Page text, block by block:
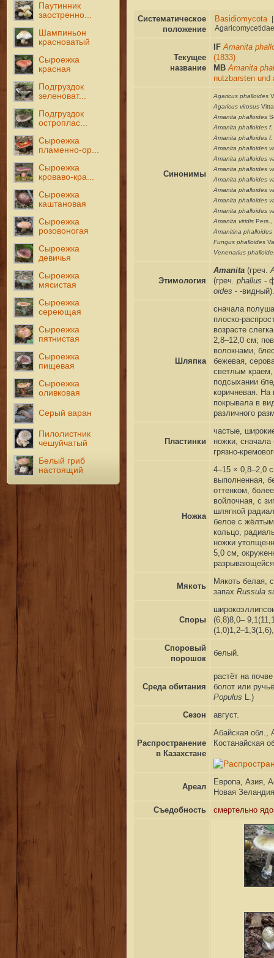
Паутинник
заостренно...
Шампиньон
красноватый
Сыроежка
красная
Подгруздок
зеленоват...
Подгруздок
остроплас...
Сыроежка
пламенно-ор...
Сыроежка
кроваво-кра...
Сыроежка
каштановая
Сыроежка
розовоногая
Сыроежка
девичья
Сыроежка
мясистая
Сыроежка
сереющая
Сыроежка
пятнистая
Сыроежка
пищевая
Сыроежка
оливковая
Серый варан
Пилолистник
чешуйчатый
Белый гриб
настоящий
Систематическое
положение
Текущее
название
IF Amanita
(1833)
MB Amanita
nutzbarsten und
Синонимы
Agaricus phalloides
Agaricus virosus
Amanita phalloides
Amanita phalloides f.
Amanita phalloides
Amanita phalloides
Amanita phalloides
Amanita phalloides
Amanita phalloides
Amanita phalloides
Amanita phalloides
Amanita phalloides
Amanita viridisPers.,
Amanitina phalloides
Fungus phalloides
Venenarius
Этимология
Amanita (греч.
(греч. phallus -
oides - -видный).
Шляпка
сначала
плоско-
возрасте
2,8–12,0 см;
волокнами,
бежевая,
светлым краем,
подсыхании
коричневая. На
покрывала в
различного
Пластинки
частые,
ножки,
грязно-
Ножка
4–15 × 0,8–2,0
выполненная,
оттенком,
войлочная, с
шляпкой
белое с
кольцо,
ножки
5,0 см,
Мякоть
Мякоть белая,
запах Russula
Споры
(6,8)8,0–
Споровый
порошок
белый.
Среда обитания
растёт на
болот или
Populus
L.)
Сезон
август.
Распространение
в Казахстане
Абайская обл.,
Костанайская
Ареал
Европа, Азия,
Новая
Съедобность
смертельно